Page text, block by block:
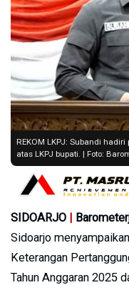
REKOM LKPJ: Subandi
atas LKPJ bupati. | Foto:
SIDOARJO |
Sidoarjo
Keterangan
Tahun Anggaran 2025